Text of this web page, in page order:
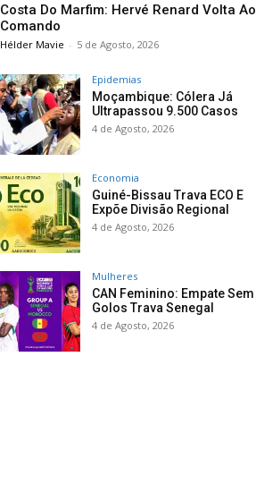
Costa Do Marfim: Hervé Renard Volta Ao
Comando
Hélder Mavie - 5 de Agosto, 2026
Epidemias
Moçambique: Cólera Já
Ultrapassou 9.500 Casos
4 de Agosto, 2026
Economia
Guiné-Bissau Trava ECO E
Expõe Divisão Regional
4 de Agosto, 2026
Mulheres
CAN Feminino: Empate Sem
Golos Trava Senegal
4 de Agosto, 2026